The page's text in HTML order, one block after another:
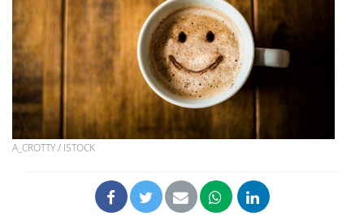
A_CROTTY / ISTOCK